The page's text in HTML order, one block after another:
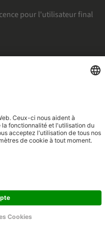
pour l'utilisateur final